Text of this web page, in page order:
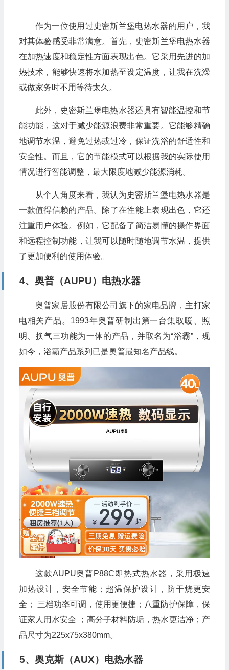
作为一位使用过史密斯兰堡电热水器的用户，我
对其体验感受非常满意。首先，史密斯兰堡电热水器
在加热速度和稳定性方面表现出色。它采用先进的加
热技术，能够快速将水加热至设定温度，让我在洗澡
或做家务时不用等待太久。
此外，史密斯兰堡电热水器还具有智能温控和节
能功能，这对于减少能源浪费非常重要。它能够精确
地调节水温，避免过热或过冷，保证洗浴的舒适性和
安全性。而且，它的节能模式可以根据我的实际使用
情况进行智能调整，最大限度地减少能源消耗。
从个人角度来看，我认为史密斯兰堡电热水器是
一款值得信赖的产品。除了在性能上表现出色，它还
注重用户体验。例如，它配备了简洁易懂的操作界面
和远程控制功能，让我可以随时随地调节水温，提供
了更加便利的使用体验。
4、奥普（AUPU）电热水器
奥普家居股份有限公司旗下的家电品牌，主打家
电相关产品。1993年奥普研制出第一台集取暖、照
明、换气三功能为一体的产品，并取名为“浴霸”，现
如今，浴霸产品系列已是奥普最知名产品线。
这款AUPU奥普P88C即热式热水器，采用极速
加热设计，安全节能；超温保护设计，防干烧更安
全； 三档功率可调，使用更便捷；八重防护保障，保
证家人用水安全 ；高分子材料防垢，热水更洁净；产
品尺寸为225x75x380mm。
5、奥克斯（AUX）电热水器